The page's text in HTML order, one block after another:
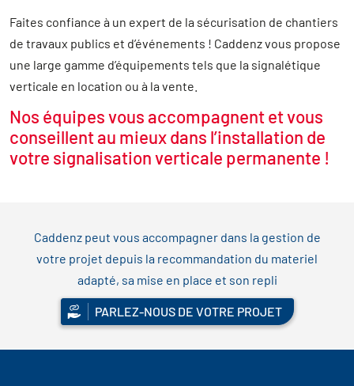
Faites confiance à un expert de la sécurisation de chantiers
de travaux publics et d’événements ! Caddenz vous propose
une large gamme d’équipements tels que la signalétique
verticale en location ou à la vente.
Nos équipes vous accompagnent et vous
conseillent au mieux dans l’installation de
votre signalisation verticale permanente !
Caddenz peut vous accompagner dans la gestion de
votre projet depuis la recommandation du materiel
adapté, sa mise en place et son repli
PARLEZ-NOUS DE VOTRE PROJET